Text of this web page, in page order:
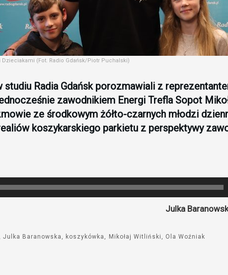
Dzieciakami (Fot. Radio Gdańsk/Piotr Puchalski)
studiu Radia Gdańsk porozmawiali z
zawodnikiem Energi Trefla Sopot
ze środkowym żółto-czarnych młodzi
koszykarskiego parkietu z perspektywy
Julka
Julka Baranowska koszykówka Mikołaj Witliński Ola Woźniak